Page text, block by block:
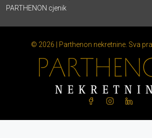
PARTHENON cjenik
© 2026 | Parthenon nekretnine. Sva